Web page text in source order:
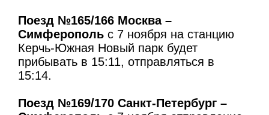
Поезд №165/166 Москва –
Симферополь с 7 ноября на станцию
Керчь-Южная Новый парк будет
прибывать в 15:11, отправляться в
15:14.
Поезд №169/170 Санкт-Петербург –